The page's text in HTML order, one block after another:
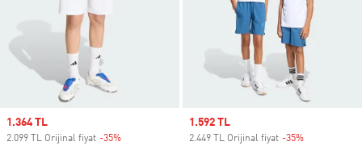
Sale price
1.364 TL
2.099 TL Orijinal fiyat -35%
Sale price
1.592 TL
2.449 TL Orijinal fiyat -35%